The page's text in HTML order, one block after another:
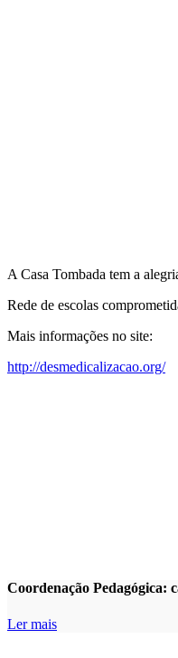
A Casa Tombada tem a
Rede de escolas
Mais informações no site:
http://desmedicalizacao.org/
Coordenação Pedagógica:
Ler mais